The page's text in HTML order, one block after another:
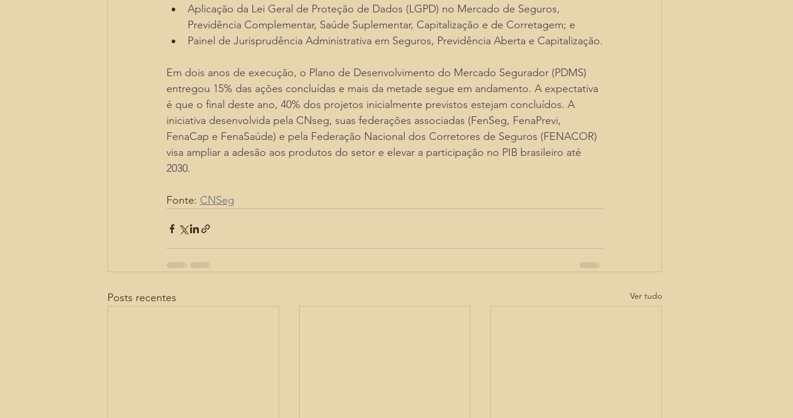
Aplicação da Lei Geral de Proteção de Dados (LGPD) no Mercado de Seguros,
Previdência Complementar, Saúde Suplementar, Capitalização e de Corretagem; e
Painel de Jurisprudência Administrativa em Seguros, Previdência Aberta e Capitalização.
Em dois anos de execução, o Plano de Desenvolvimento do Mercado Segurador (PDMS)
entregou 15% das ações concluídas e mais da metade segue em andamento. A expectativa
é que o final deste ano, 40% dos projetos inicialmente previstos estejam concluídos. A
iniciativa desenvolvida pela CNseg, suas federações associadas (FenSeg, FenaPrevi,
FenaCap e FenaSaúde) e pela Federação Nacional dos Corretores de Seguros (FENACOR)
visa ampliar a adesão aos produtos do setor e elevar a participação no PIB brasileiro até
2030.
Fonte: CNSeg
Posts recentes Ver tudo